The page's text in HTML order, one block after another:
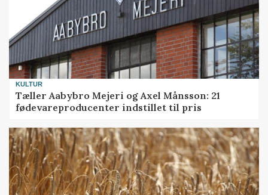
KULTUR
Tæller Aabybro Mejeri og Axel Månsson: 21
fødevareproducenter indstillet til pris